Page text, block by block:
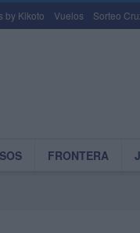
by Kikoto Vuelos Sorteo
FRONTERA